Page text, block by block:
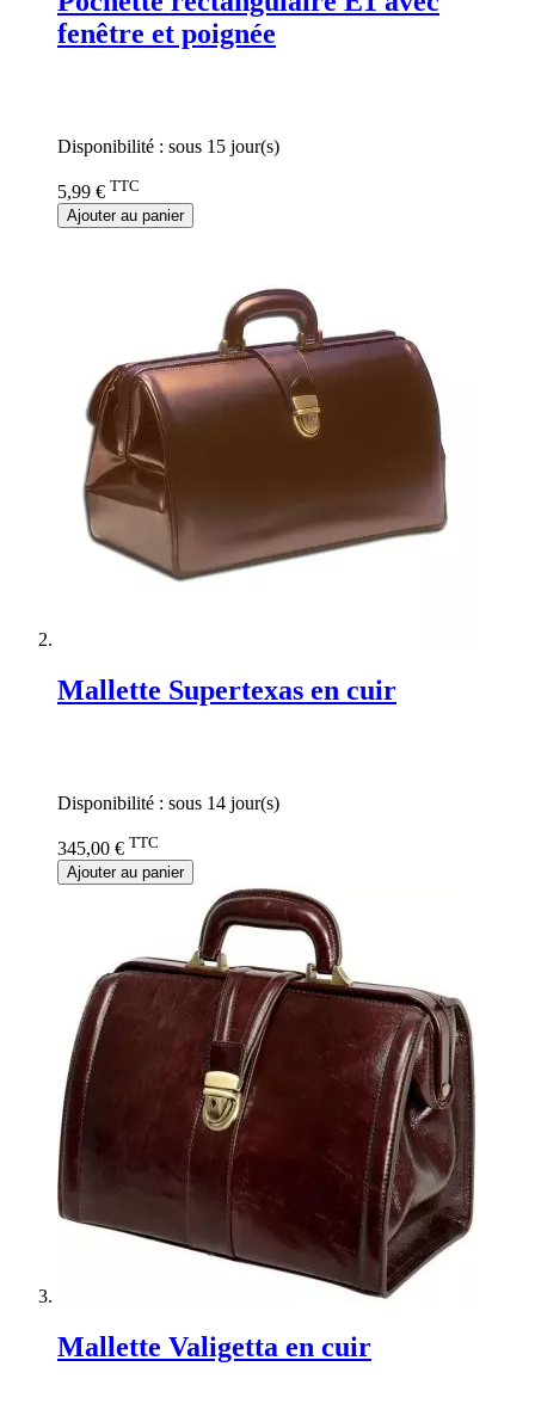
fenêtre et poignée
Disponibilité : sous 15 jour(s)
5,99 € TTC
Ajouter au panier
Mallette Supertexas en cuir
Disponibilité : sous 14 jour(s)
345,00 € TTC
Ajouter au panier
Mallette Valigetta en cuir